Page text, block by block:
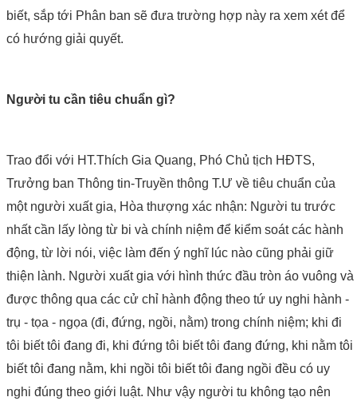
biết, sắp tới Phân ban sẽ đưa trường hợp này ra xem xét để
có hướng giải quyết.
Người tu cần tiêu chuẩn gì?
Trao đổi với HT.Thích Gia Quang, Phó Chủ tịch HĐTS,
Trưởng ban Thông tin-Truyền thông T.Ư về tiêu chuẩn của
một người xuất gia, Hòa thượng xác nhận: Người tu trước
nhất cần lấy lòng từ bi và chính niệm để kiểm soát các hành
động, từ lời nói, việc làm đến ý nghĩ lúc nào cũng phải giữ
thiện lành. Người xuất gia với hình thức đầu tròn áo vuông và
được thông qua các cử chỉ hành động theo tứ uy nghi hành -
trụ - tọa - ngọa (đi, đứng, ngồi, nằm) trong chính niệm; khi đi
tôi biết tôi đang đi, khi đứng tôi biết tôi đang đứng, khi nằm tôi
biết tôi đang nằm, khi ngồi tôi biết tôi đang ngồi đều có uy
nghi đúng theo giới luật. Như vậy người tu không tạo nên